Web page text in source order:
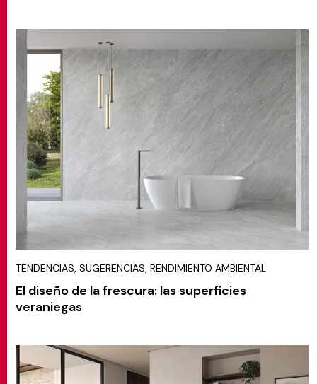
TENDENCIAS, SUGERENCIAS, RENDIMIENTO AMBIENTAL
El diseño de la frescura: las superficies
veraniegas